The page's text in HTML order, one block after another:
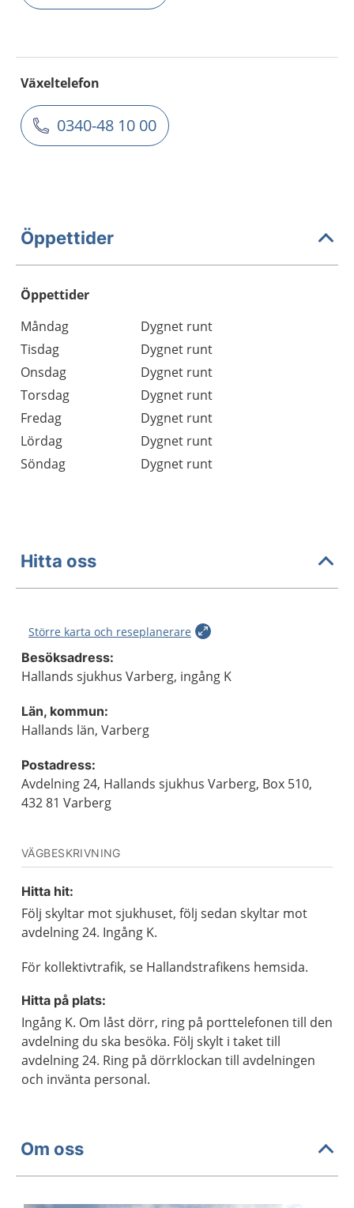
Växeltelefon
0340-48 10 00
Öppettider
Öppettider
Dag
Öppettider
Kommentarer
Måndag
Dygnet runt
Tisdag
Dygnet runt
Onsdag
Dygnet runt
Torsdag
Dygnet runt
Fredag
Dygnet runt
Lördag
Dygnet runt
Söndag
Dygnet runt
Hitta oss
Större karta och reseplanerare
Besöksadress:
Hallands sjukhus Varberg, ingång K
Län, kommun:
Hallands län, Varberg
Postadress:
Avdelning 24, Hallands sjukhus Varberg, Box 510,
432 81 Varberg
VÄGBESKRIVNING
Hitta hit:
Följ skyltar mot sjukhuset, följ sedan skyltar mot
avdelning 24. Ingång K.
För kollektivtrafik, se Hallandstrafikens hemsida.
Hitta på plats:
Ingång K. Om låst dörr, ring på porttelefonen till den
avdelning du ska besöka. Följ skylt i taket till
avdelning 24. Ring på dörrklockan till avdelningen
och invänta personal.
Om oss